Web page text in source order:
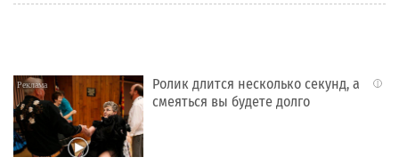
i
Ролик длится несколько секунд, а
смеяться вы будете долго